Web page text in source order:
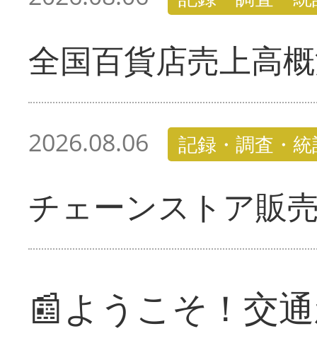
全国百貨店売上高
2026.08.06 記録・調査・
チェーンストア販
📰ようこそ！交